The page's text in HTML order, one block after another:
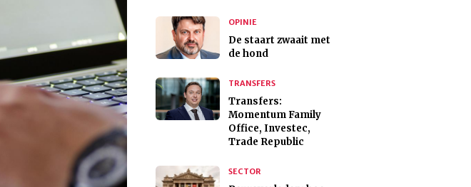
OPINIE
De staart zwaait met
de hond
TRANSFERS
Transfers:
Momentum Family
Office, Investec,
Trade Republic
SECTOR